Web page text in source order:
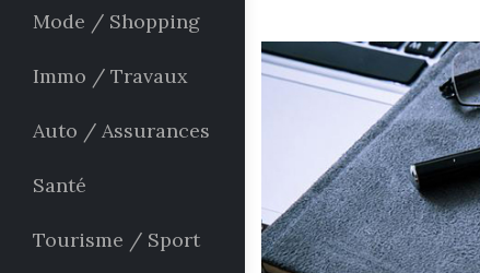
Mode / Shopping
Immo / Travaux
Auto / Assurances
Santé
Tourisme / Sport